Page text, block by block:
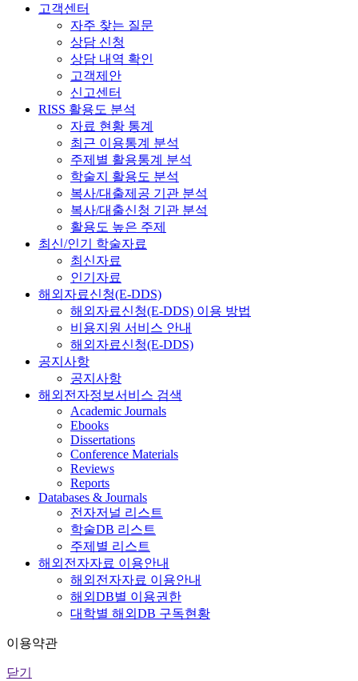
고객센터
자주 찾는 질문
상담 신청
상담 내역 확인
고객제안
신고센터
RISS 활용도 분석
자료 현황 통계
최근 이용통계 분석
주제별 활용통계 분석
학술지 활용도 분석
복사/대출제공 기관 분석
복사/대출신청 기관 분석
활용도 높은 주제
최신/인기 학술자료
최신자료
인기자료
해외자료신청(E-DDS)
해외자료신청(E-DDS) 이용 방법
비용지원 서비스 안내
해외자료신청(E-DDS)
공지사항
공지사항
해외전자정보서비스 검색
Academic Journals
Ebooks
Dissertations
Conference Materials
Reviews
Reports
Databases & Journals
전자저널 리스트
학술DB 리스트
주제별 리스트
해외전자자료 이용안내
해외전자자료 이용안내
해외DB별 이용권한
대학별 해외DB 구독현황
이용약관
닫기